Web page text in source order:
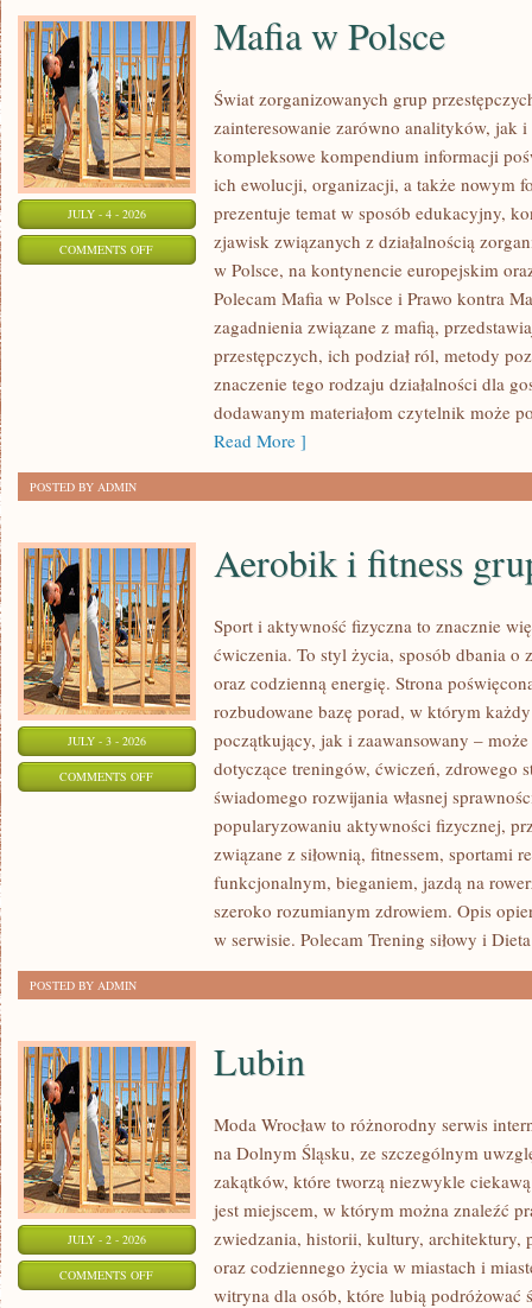
JULY - 4 - 2026
COMMENTS OFFON
Mafia w Polsce
Świat zorganizowanych grup
zainteresowanie zarówno analityków, jak
kompleksowe kompendium informacji
ich ewolucji, organizacji, a także nowym
prezentuje temat w sposób edukacyjny,
zjawisk związanych z działalnością
w Polsce, na kontynencie europejskim
Polecam Mafia w Polsce i Prawo kontra
zagadnienia związane z mafią,
przestępczych, ich podział ról, metody
znaczenie tego rodzaju działalności dla
dodawanym materiałom czytelnik może
Read More ]
POSTED BY ADMIN
JULY - 3 - 2026
COMMENTS OFFON
Aerobik i fitness
Sport i aktywność fizyczna to znacznie
ćwiczenia. To styl życia, sposób dbania o
oraz codzienną energię. Strona
rozbudowane bazę porad, w którym
początkujący, jak i zaawansowany –
dotyczące treningów, ćwiczeń, zdrowego
świadomego rozwijania własnej
popularyzowaniu aktywności fizycznej,
związane z siłownią, fitnessem, sportami
funkcjonalnym, bieganiem, jazdą na
szeroko rozumianym zdrowiem. Opis
w serwisie. Polecam Trening siłowy i
POSTED BY ADMIN
JULY - 2 - 2026
COMMENTS OFFON
Lubin
Moda Wrocław to różnorodny serwis
na Dolnym Śląsku, ze szczególnym
zakątków, które tworzą niezwykle
jest miejscem, w którym można znaleźć
zwiedzania, historii, kultury, architektury,
oraz codziennego życia w miastach i
witryna dla osób, które lubią podróżować